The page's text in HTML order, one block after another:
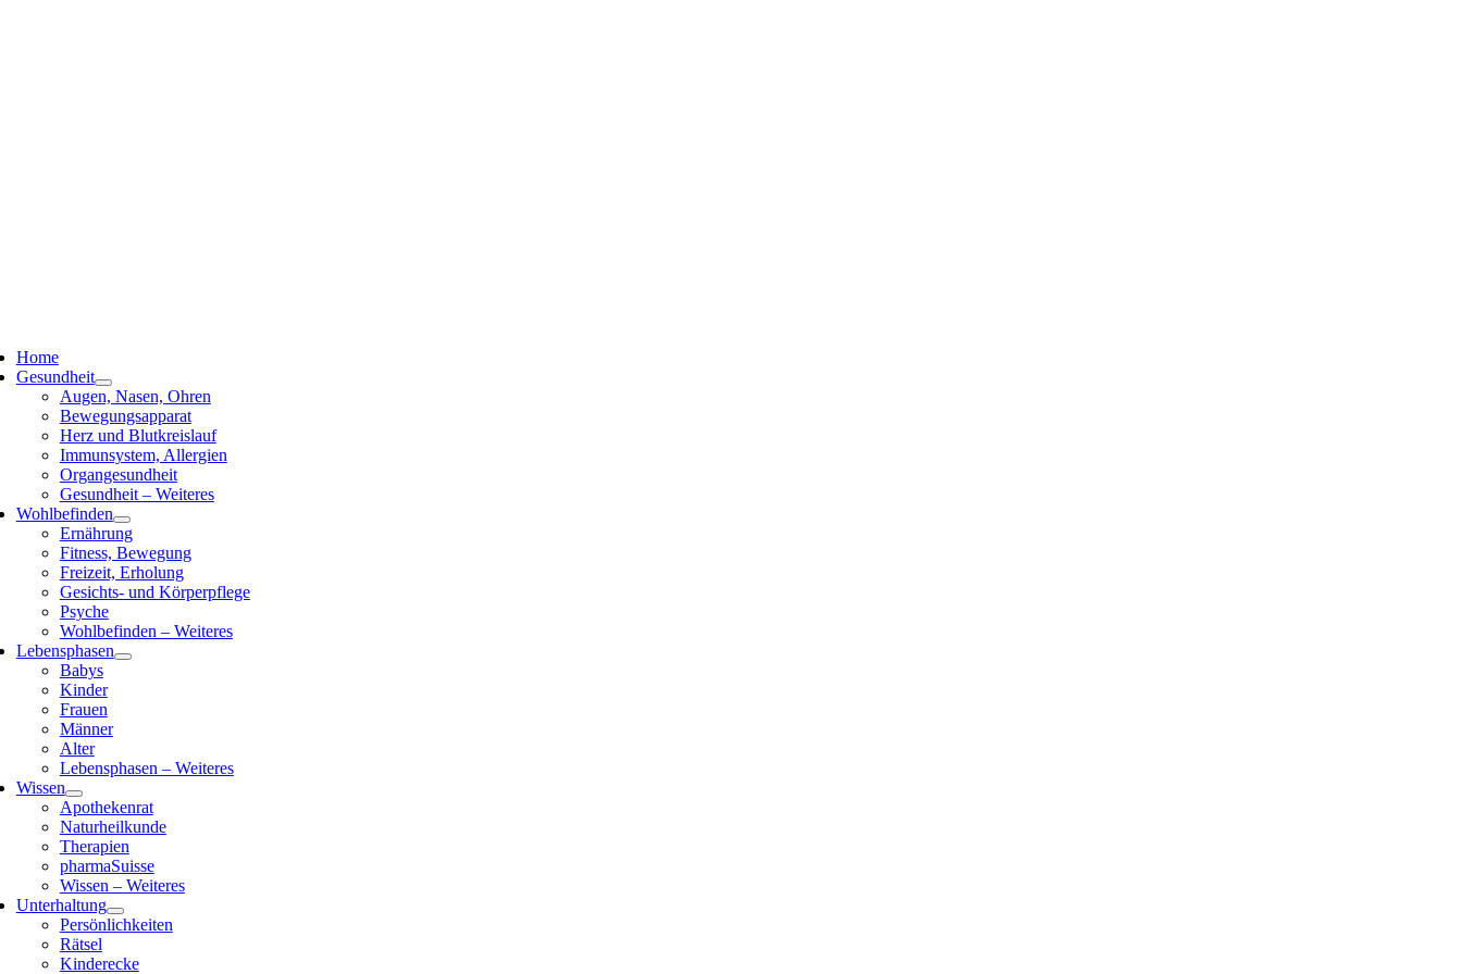
Home
Gesundheit
Augen, Nasen, Ohren
Bewegungsapparat
Herz und Blutkreislauf
Immunsystem, Allergien
Organgesundheit
Gesundheit – Weiteres
Wohlbefinden
Ernährung
Fitness, Bewegung
Freizeit, Erholung
Gesichts- und Körperpflege
Psyche
Wohlbefinden – Weiteres
Lebensphasen
Babys
Kinder
Frauen
Männer
Alter
Lebensphasen – Weiteres
Wissen
Apothekenrat
Naturheilkunde
Therapien
pharmaSuisse
Wissen – Weiteres
Unterhaltung
Persönlichkeiten
Rätsel
Kinderecke